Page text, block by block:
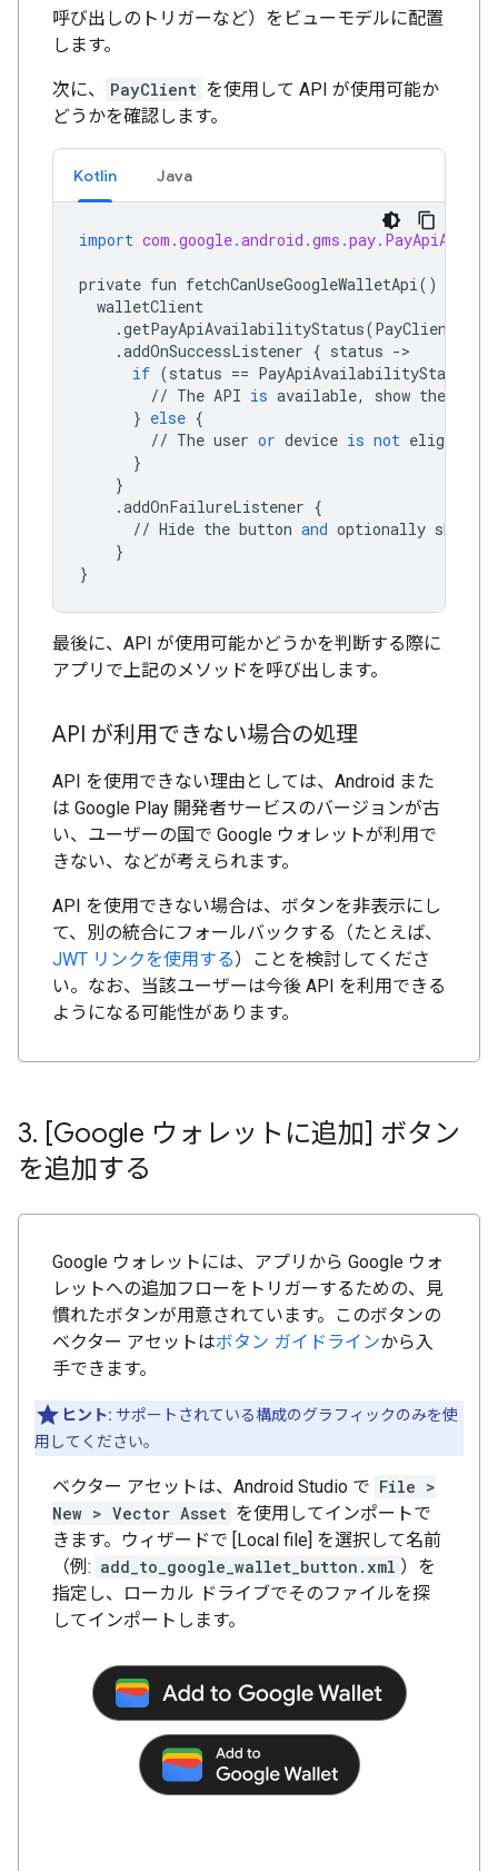
呼び出しのトリガーなど）をビューモデルに配置
します。
次に、 PayClient を使用して API が使用可能か
どうかを確認します。
Kotlin Java
import
private fun fetchCanUseGoogleWalletApi()
walletClient
.getPayApiAvailabilityStatus(PayClient
.addOnSuccessListener { status ->
if (status == PayApiAvailabilityStatus
// The API is available, show the
} else {
// The user or device is not eligible
}
}
.addOnFailureListener {
// Hide the button and optionally show
}
}
最後に、API が使用可能かどうかを判断する際に
アプリで上記のメソッドを呼び出します。
API が利用できない場合の処理
API を使用できない理由としては、Android また
は Google Play 開発者サービスのバージョンが古
い、ユーザーの国で Google ウォレットが利用で
きない、などが考えられます。
API を使用できない場合は、ボタンを非表示にし
て、別の統合にフォールバックする（たとえば、
JWT リンクを使用する）ことを検討してくださ
い。なお、当該ユーザーは今後 API を利用できる
ようになる可能性があります。
3. [Google ウォレットに追加] ボタン
を追加する
Google ウォレットには、アプリから Google ウォ
レットへの追加フローをトリガーするための、見
慣れたボタンが用意されています。このボタンの
ベクター アセットはボタン ガイドラインから入
手できます。
ヒント: サポートされている構成のグラフィックのみを使
用してください。
ベクター アセットは、Android Studio で File >
New > Vector Asset を使用してインポートで
きます。ウィザードで [Local file] を選択して名前
（例: add_to_google_wallet_button.xml ）を
指定し、ローカル ドライブでそのファイルを探
してインポートします。